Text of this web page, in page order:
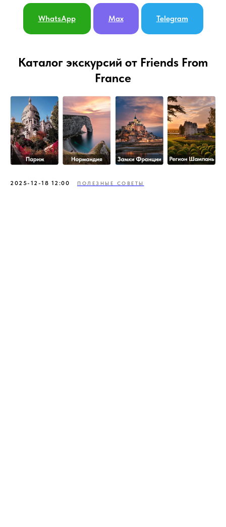
WhatsApp Max Telegram
Каталог экскурсий от Friends From
France
2025-12-18 12:00 ПОЛЕЗНЫЕ СОВЕТЫ